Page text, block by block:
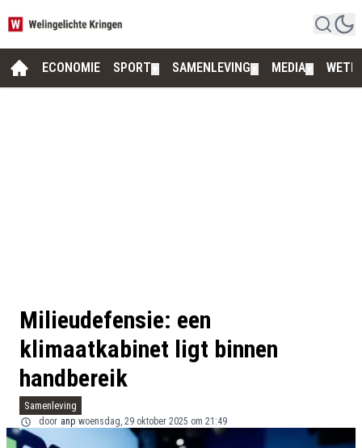
ECONOMIE SPORT SAMENLEVING MEDIA
Milieudefensie: een
klimaatkabinet ligt binnen
handbereik
Samenleving
door anp woensdag, 29 oktober 2025 om 21:49